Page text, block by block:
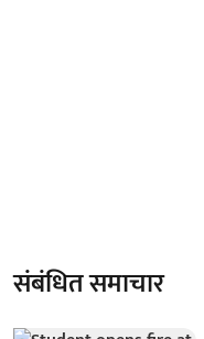
संबंधित समाचार